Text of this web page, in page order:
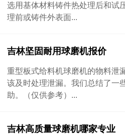
选用基体材料铸件热处理后和试
理前或铸件外表面...
吉林坚固耐用球磨机报价
重型板式给料机球磨机的物料泄
该及时处理泄漏。我们总结了一
助。（仅供参考）...
吉林高质量球磨机哪家专业